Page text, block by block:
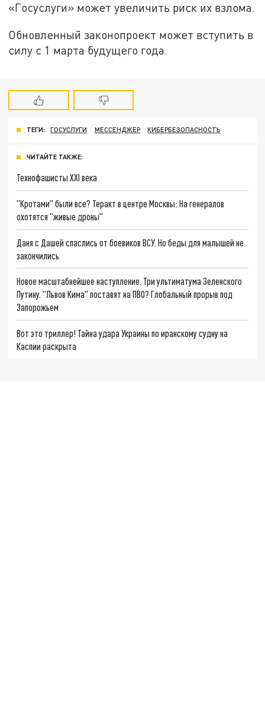
«Госуслуги» может увеличить риск их взлома.
Обновленный законопроект может вступить в
силу с 1 марта будущего года.
ТЕГИ: ГОСУСЛУГИ МЕССЕНДЖЕР КИБЕРБЕЗОПАСНОСТЬ
ЧИТАЙТЕ ТАКЖЕ:
Технофашисты XXI века
"Кротами" были все? Теракт в центре Москвы: На генералов
охотятся "живые дроны"
Даня с Дашей спаслись от боевиков ВСУ. Но беды для малышей не
закончились
Новое масштабнейшее наступление. Три ультиматума Зеленского
Путину. "Львов Кима" поставят на ПВО? Глобальный прорыв под
Запорожьем
Вот это триллер! Тайна удара Украины по иранскому судну на
Каспии раскрыта